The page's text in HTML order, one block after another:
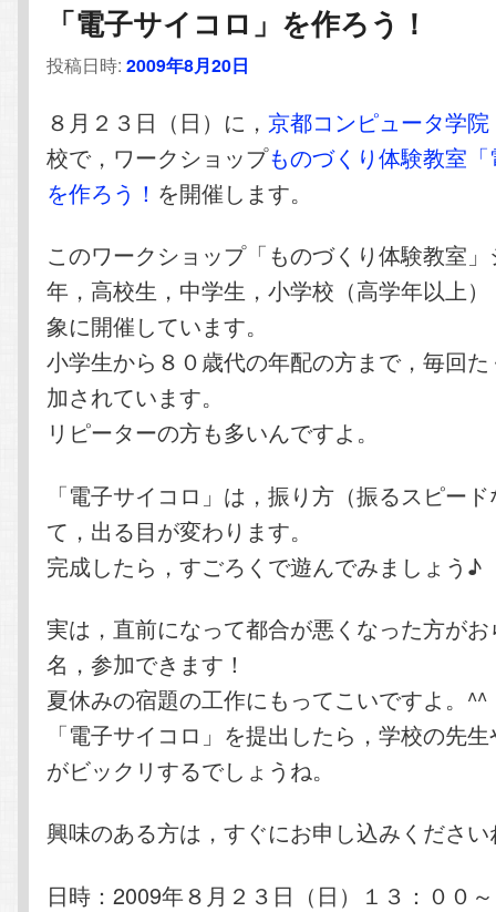
ツ
へ
移
動
へ
移
動
「電子サイコロ」を作ろう！
投稿日時:2009年8月20日
８月２３日（日）に， 京都コンピュータ学
校で，ワークショップものづくり体験教室
を作ろう！ を開催します。
このワークショップ「ものづくり体験教室
年，高校生，中学生，小学校（高学年以上
象に開催しています。
小学生から８０歳代の年配の方まで，毎回
加されています。
リピーターの方も多いんですよ。
「電子サイコロ」は，振り方（振るスピー
て，出る目が変わります。
完成したら，すごろくで遊んでみましょう♪
実は，直前になって都合が悪くなった方が
名，参加できます！
夏休みの宿題の工作にもってこいですよ。^^
「電子サイコロ」を提出したら，学校の先
がビックリするでしょうね。
興味のある方は，すぐにお申し込みください
日時：2009年８月２３日（日）１３：００